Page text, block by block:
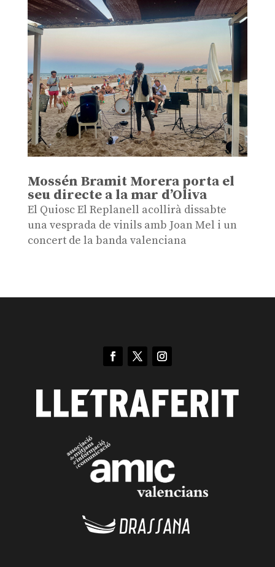
Mossén Bramit Morera porta el
seu directe a la mar d’Oliva
El Quiosc El Replanell acollirà dissabte
una vesprada de vinils amb Joan Mel i un
concert de la banda valenciana